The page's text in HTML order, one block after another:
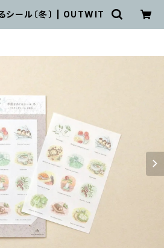
シール〔冬〕 | OUTWIT